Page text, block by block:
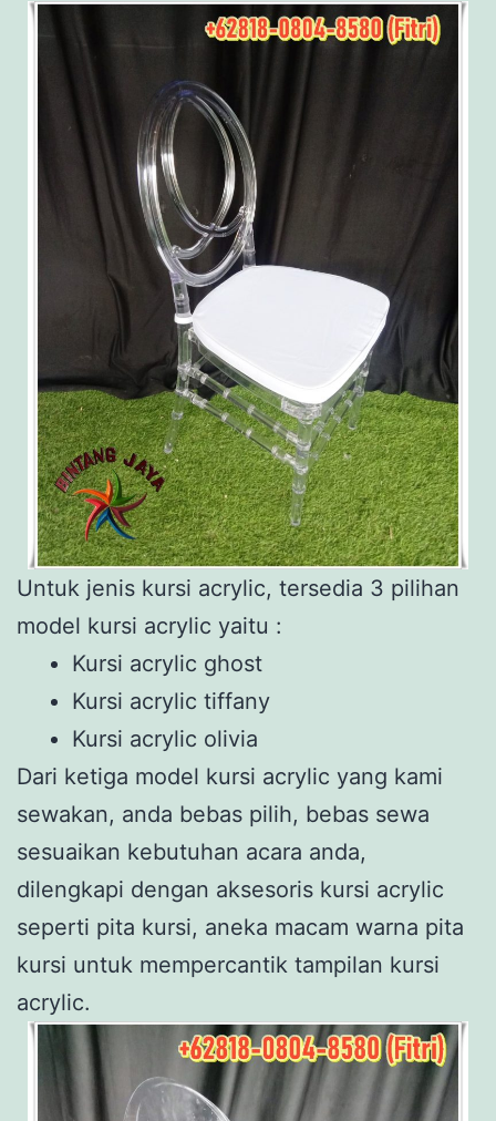
Untuk jenis kursi acrylic, tersedia 3 pilihan
model kursi acrylic yaitu :
Kursi acrylic ghost
Kursi acrylic tiffany
Kursi acrylic olivia
Dari ketiga model kursi acrylic yang kami
sewakan, anda bebas pilih, bebas sewa
sesuaikan kebutuhan acara anda,
dilengkapi dengan aksesoris kursi acrylic
seperti pita kursi, aneka macam warna pita
kursi untuk mempercantik tampilan kursi
acrylic.